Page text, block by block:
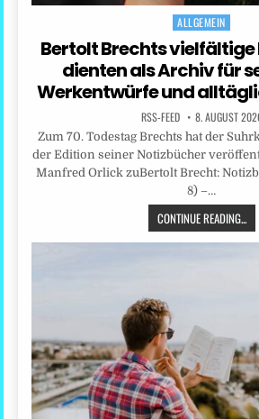
Posted
in
ALLGEMEIN
Bertolt Brechts
dienten als Archiv für
Werkentwürfe und
RSS-FEED 8. AUGUST
Zum 70. Todestag Brechts hat der
der Edition seiner Notizbücher
Manfred Orlick zuBertolt Brecht:
8) –…
CONTINUE READING...